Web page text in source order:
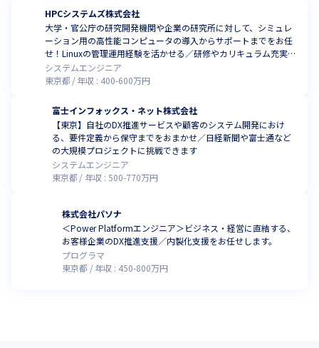
HPCシステムズ株式会社
大学・官公庁の研究開発機関や企業の研究所に対して、シミュレ
ーション用の高性能コンピュータの導入からサポートまでをお任
せ！Linuxの管理運用経験を活かせる／研修やカリキュラム充実の
環境で働きませんか
システムエンジニア
東京都
年収 : 400-600万円
富士インフォックス・ネット株式会社
【東京】自社のDX推進サービスや顧客のシステム開発におけ
る、要件定義から保守までをおまかせ／日経新聞や富士通など
の大規模プロジェクトに挑戦できます
システムエンジニア
東京都
年収 : 500-770万円
株式会社パソナ
＜Power Platformエンジニア＞ビジネス・経営に直結する、
お客様企業のDX推進支援／内製化支援をお任せします。
プログラマ
東京都
年収 : 450-800万円